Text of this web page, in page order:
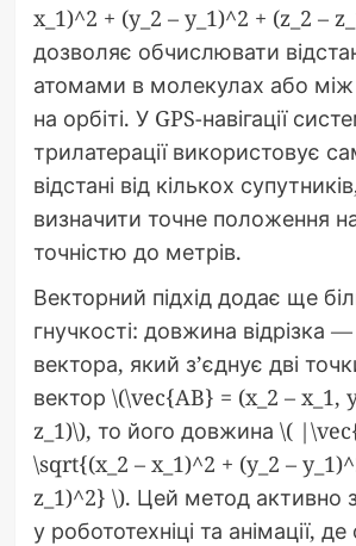
x_1)^2 + (y_2 – y_1)^2 + (z_2 –
дозволяє обчислювати
атомами в молекулах або
на орбіті. У GPS-навігації
трилатерації використовує
відстані від кількох
визначити точне положення
точністю до метрів.
Векторний підхід додає ще
гнучкості: довжина відрізка
вектора, який з’єднує дві
вектор \(\vec{AB} = (x_2 – x_1,
z_1)\), то його довжина \(
\sqrt{(x_2 – x_1)^2 + (y_2 –
z_1)^2} \). Цей метод активно
у робототехніці та анімації, де